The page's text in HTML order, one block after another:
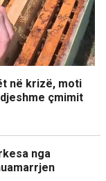
në krizë, moti
çmimit
nga